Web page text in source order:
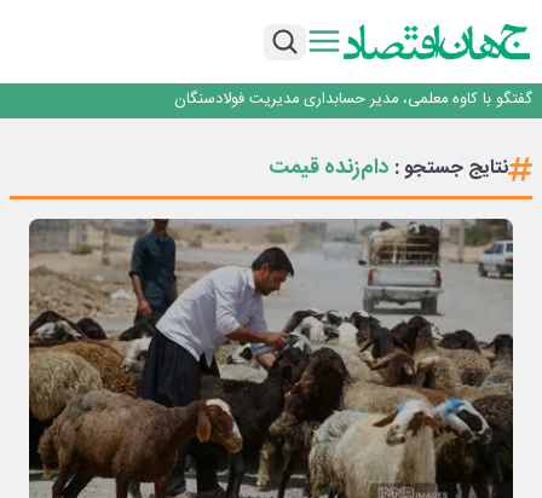
فولاد مبارکه اصفهان
تجدیدپذیر با حضور استاندار اصفهان
گفتگو با کاوه معلمی، مدیر حسابداری مدیریت فولادسنگان
راهی که فولاد مبارکه پس از جنگ در پیش گرفت
فولاد مبارکه اصفهان
تجدیدپذیر با حضور استاندار اصفهان
نتایج جستجو : دام‌زنده قیمت